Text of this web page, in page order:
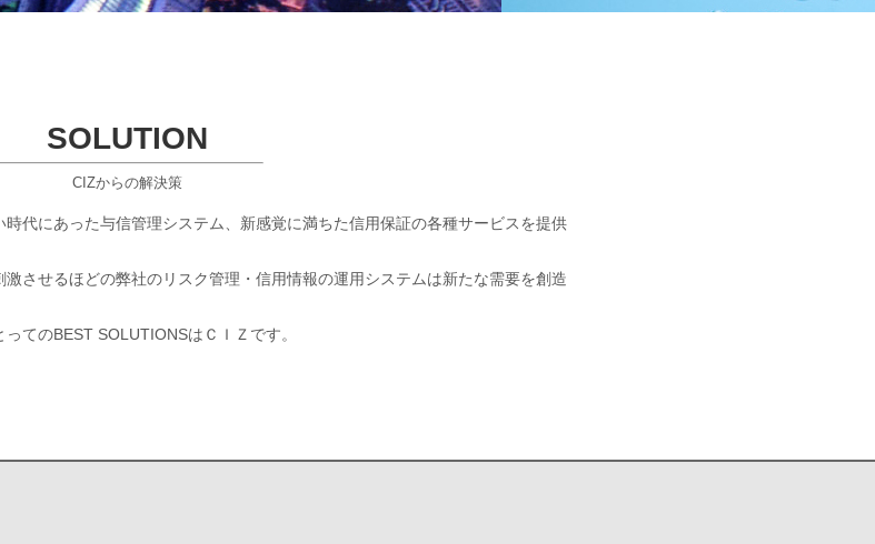
SOLUTION
CIZからの解決策
代にあった与信管理システム、新感覚に満ちた信用保証の各種サービスを提供
させるほどの弊社のリスク管理・信用情報の運用システムは新たな需要を創造
てのBEST SOLUTIONSはＣＩＺです。